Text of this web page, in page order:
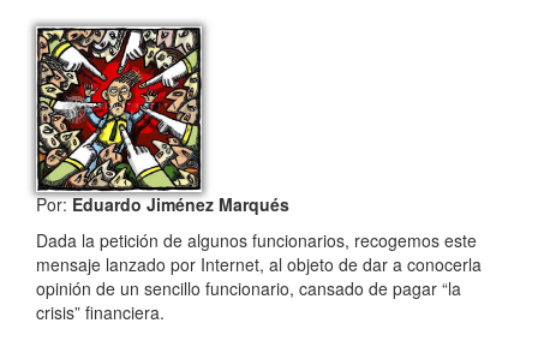
Por:Eduardo Jiménez Marqués
Dada la petición de algunos funcionarios, recogemos este
mensaje lanzado por Internet, al objeto de dar a conocerla
opinión de un sencillo funcionario, cansado de pagar “la
crisis” financiera.